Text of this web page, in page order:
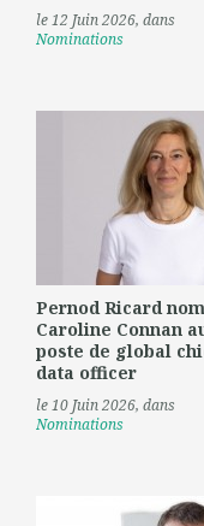
le 12 Juin 2026, dans
Nominations
Pernod Ricard
Caroline Connan
poste de global
data officer
le 10 Juin 2026, dans
Nominations